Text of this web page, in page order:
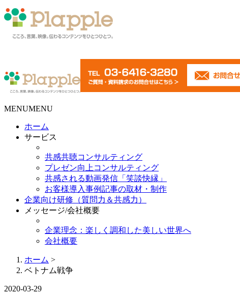
MENUMENU
ホーム
サービス
共感共聴コンサルティング
プレゼン向上コンサルティング
共感される動画発信「笑談快縁」
お客様導入事例記事の取材・制作
企業向け研修（質問力＆共感力）
メッセージ/会社概要
企業理念：楽しく調和した美しい世界へ
会社概要
ホーム >
ベトナム戦争
2020-03-29